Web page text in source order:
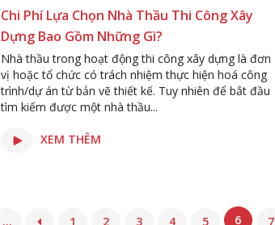
Chi Phí Lựa Chọn Nhà Thầu Thi Công Xây
Dựng Bao Gồm Những Gì?
Nhà thầu trong hoạt động thi công xây dựng là đơn
vị hoặc tổ chức có trách nhiệm thực hiện hoá công
trình/dự án từ bản vẽ thiết kế. Tuy nhiên để bắt đầu
tìm kiếm được một nhà thầu...
XEM THÊM
... 1 2 3 4 5 6 7